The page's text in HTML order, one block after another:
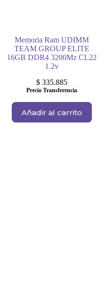
Memoria Ram UDIMM
TEAM GROUP ELITE
16GB DDR4 3200Mz CL22
1.2v
$ 335.885
Precio Transferencia
Añadir al carrito